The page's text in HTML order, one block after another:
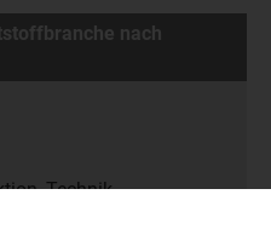
nach
Technik